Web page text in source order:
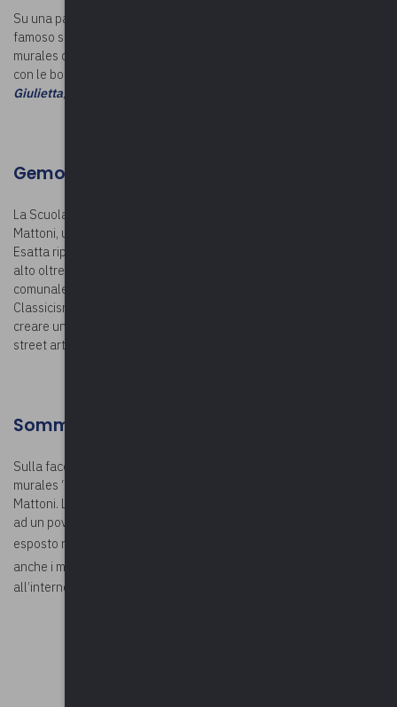
Su una parete esterna della Scuola Elementare Risorgimento il
famoso street artist Andrea Ravo Mattoni ha realizzato un enorme
murales di undici metri per sette. L’opera riprodotta, interamente
con le bombolette spray, è il romantico
Giulietta, realizzata da Francesco Hayez con olio su tela nel 1823.
Gemonio
La Scuola Elementare Curti ospita un murales dell’artista Ravo
Mattoni, una riproduzione del
Esatta riproduzione del dipinto di Michelangelo Merisi, il murales è
alto oltre dieci metri. Commissionata dall’amministrazione
comunale, l’opera è parte del progetto di “Recupero del
Classicismo nel Contemporaneo”, con cui lo street artist intende
creare una galleria d’arte a cielo aperto. Ulteriori vivaci opere di
street art sono presenti su altri edifici del plesso scolastico.
Somma Lombardo
Sulla facciata dell’ex albergo Sempione, in Via Milano, si trova il
murales “
Mattoni. L’opera raffigura una nobildonna intenta a fare la carità
ad un povero uomo e riprende un un dipinto del XVII secolo
esposto nel
anche i murales de
all’interno di una vecchia fabbrica.